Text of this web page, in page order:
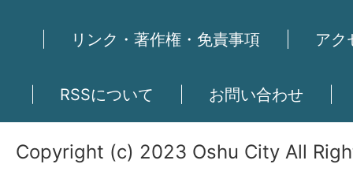
リンク・著作権・免責事項 アク
RSSについて お問い合わせ
Copyright (c) 2023 Oshu City All